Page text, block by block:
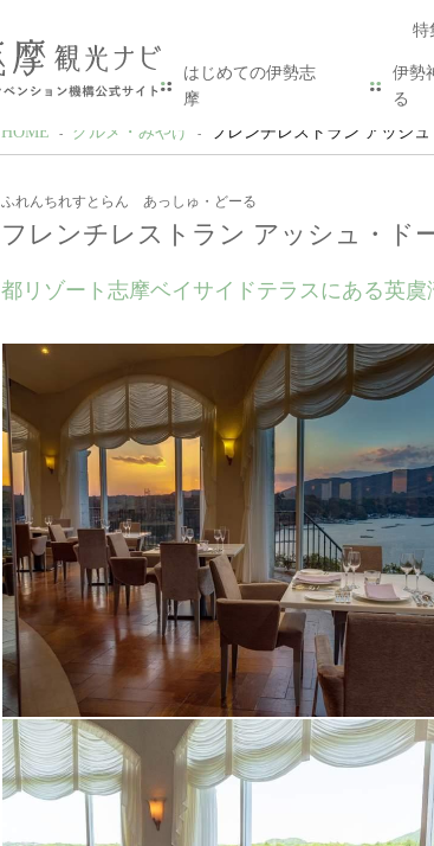
特
はじめての伊勢志
摩
伊勢
る
HOME グルメ・みやげ フレンチレストラン アッシ
ふれんちれすとらん あっしゅ・どーる
フレンチレストラン アッシュ・ド
都リゾート志摩ベイサイドテラスにある英